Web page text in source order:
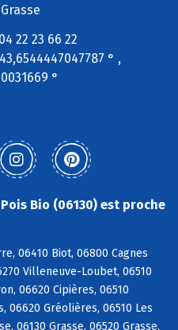
22 23 66 22
43,6544447047787 ° ,
°
Bio (06130) est proche
06410 Biot, 06800 Cagnes
Villeneuve-Loubet, 06510
06620 Cipières, 06510
06620 Gréolières, 06510 Les
06130 Grasse, 06520 Grasse,